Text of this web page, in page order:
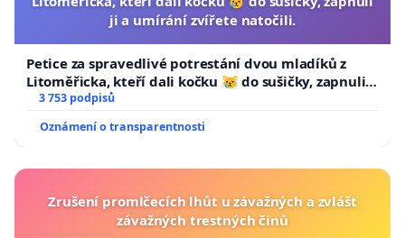
ji a umírání zvířete natočili.
Petice za spravedlivé potrestání dvou mladíků z
Litoměřicka, kteří dali kočku 😿 do sušičky, zapnuli ji
a umírání zvířete natočili.
3 753 podpisů
Oznámení o transparentnosti
Zrušení promlčecích lhůt u závažných a zvlášť
závažných trestných činů